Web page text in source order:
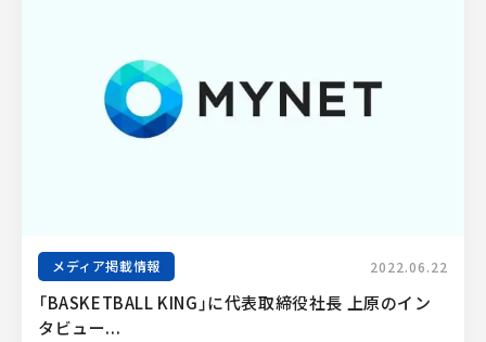
メディア掲載情報 2022.06.22
「BASKETBALL KING」に代表取締役社長 上原のイン
タビュー...